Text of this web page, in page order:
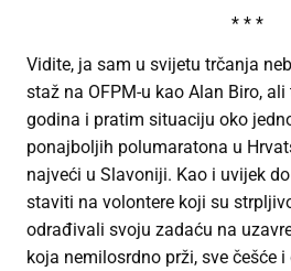
* * *
Vidite, ja sam u svijetu trčanja
staž na OFPM-u kao Alan Biro,
godina i pratim situaciju oko
ponajboljih polumaratona u
najveći u Slavoniji. Kao i uvijek
staviti na volontere koji su
odrađivali svoju zadaću na
koja nemilosrdno prži, sve češće